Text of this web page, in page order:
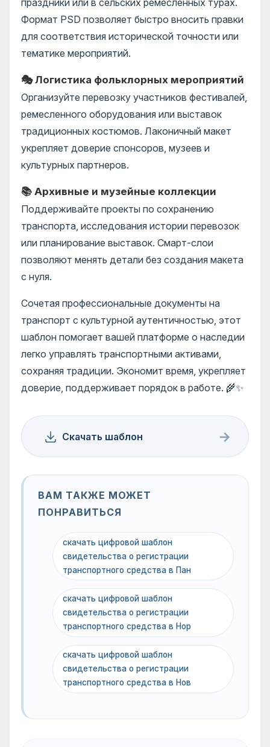
Формат PSD позволяет быстро вносить правки
для соответствия исторической точности или
тематике мероприятий.
🎭 Логистика фольклорных мероприятий
Организуйте перевозку участников фестивалей,
ремесленного оборудования или выставок
традиционных костюмов. Лаконичный макет
укрепляет доверие спонсоров, музеев и
культурных партнеров.
📚 Архивные и музейные коллекции
Поддерживайте проекты по сохранению
транспорта, исследования истории перевозок
или планирование выставок. Смарт-слои
позволяют менять детали без создания макета
с нуля.
Сочетая профессиональные документы на
транспорт с культурной аутентичностью, этот
шаблон помогает вашей платформе о наследии
легко управлять транспортными активами,
сохраняя традиции. Экономит время, укрепляет
доверие, поддерживает порядок в работе. 🌾✨
Скачать шаблон →
ВАМ ТАКЖЕ МОЖЕТ
ПОНРАВИТЬСЯ
скачать цифровой шаблон
свидетельства о регистрации
транспортного средства в Пан
скачать цифровой шаблон
свидетельства о регистрации
транспортного средства в Нор
скачать цифровой шаблон
свидетельства о регистрации
транспортного средства в Нов